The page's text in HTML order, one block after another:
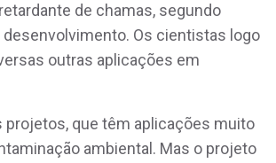
de chamas, segundo
Os cientistas logo
outras aplicações em
que têm aplicações muito
ambiental. Mas o projeto